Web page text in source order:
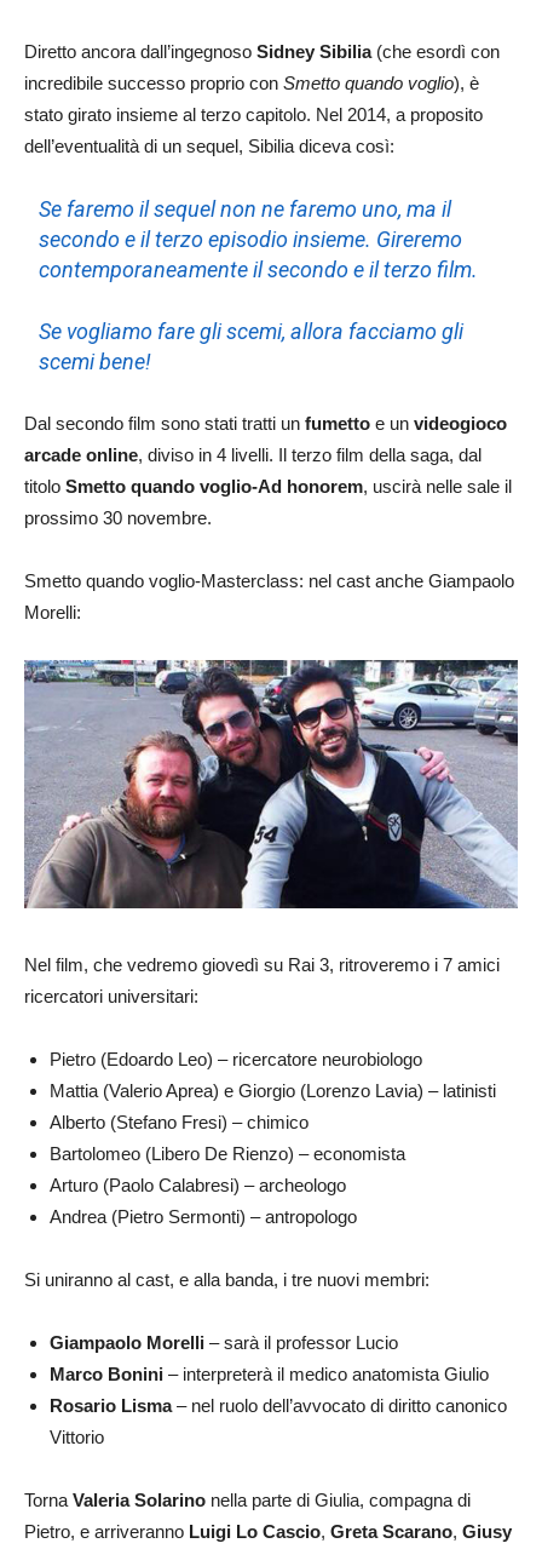
Diretto ancora dall’ingegnoso Sidney Sibilia(che esordì con
incredibile successo proprio con Smetto quando voglio), è
stato girato insieme al terzo capitolo. Nel 2014, a proposito
dell’eventualità di un sequel, Sibilia diceva così:
Se faremo il sequel non ne faremo uno, ma il
secondo e il terzo episodio insieme. Gireremo
contemporaneamente il secondo e il terzo film.
Se vogliamo fare gli scemi, allora facciamo gli
scemi bene!
Dal secondo film sono stati tratti un fumetto e un videogioco
arcade online, diviso in 4 livelli. Il terzo film della saga, dal
titolo Smetto quando voglio-Ad honorem, uscirà nelle sale il
prossimo 30 novembre.
Smetto quando voglio-Masterclass: nel cast anche Giampaolo
Morelli:
Nel film, che vedremo giovedì su Rai 3, ritroveremo i 7 amici
ricercatori universitari:
Pietro (Edoardo Leo) – ricercatore neurobiologo
Mattia (Valerio Aprea) e Giorgio (Lorenzo Lavia) – latinisti
Alberto (Stefano Fresi) – chimico
Bartolomeo (Libero De Rienzo) – economista
Arturo (Paolo Calabresi) – archeologo
Andrea (Pietro Sermonti) – antropologo
Si uniranno al cast, e alla banda, i tre nuovi membri:
Giampaolo Morelli – sarà il professor Lucio
Marco Bonini – interpreterà il medico anatomista Giulio
Rosario Lisma– nel ruolo dell’avvocato di diritto canonico
Vittorio
Torna Valeria Solarino nella parte di Giulia, compagna di
Pietro, e arriveranno Luigi Lo Cascio, Greta Scarano, Giusy